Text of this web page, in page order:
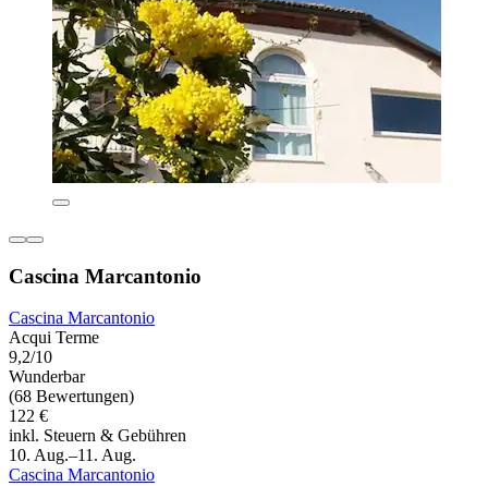
Cascina Marcantonio
Cascina Marcantonio
Acqui Terme
9,2/10
Wunderbar
(68 Bewertungen)
122 €
inkl. Steuern & Gebühren
10. Aug.–11. Aug.
Cascina Marcantonio